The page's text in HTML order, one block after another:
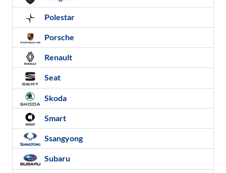
Polestar
Porsche
Renault
Seat
Skoda
Smart
Ssangyong
Subaru